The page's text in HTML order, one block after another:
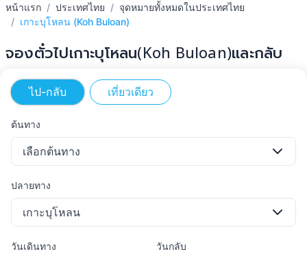
หน้าแรก ประเทศไทย
จุดหมายทั้งหมดในประเทศไทย
เกาะบุโหลน (Koh Buloan)
จองตั๋วไปเกาะบุโหลน(Koh Buloan)และกลับ
ไป-กลับ เที่ยวเดียว
ต้นทาง
เลือกต้นทาง
ปลายทาง
เกาะบุโหลน
วันเดินทาง วันกลับ